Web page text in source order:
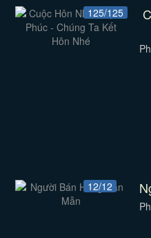
125/125
12/12